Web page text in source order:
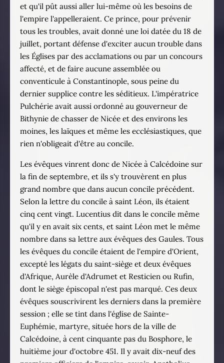
et qu'il pût aussi aller lui-même où les besoins de
l'empire l'appelleraient. Ce prince, pour prévenir
tous les troubles, avait donné une loi datée du 18 de
juillet, portant défense d'exciter aucun trouble dans
les Églises par des acclamations ou par un concours
affecté, et de faire aucune assemblée ou
conventicule à Constantinople, sous peine du
dernier supplice contre les séditieux. L'impératrice
Pulchérie avait aussi ordonné au gouverneur de
Bithynie de chasser de Nicée et des environs les
moines, les laïques et même les ecclésiastiques, que
rien n'obligeait d'être au concile.
Les évêques vinrent donc de Nicée à Calcédoine sur
la fin de septembre, et ils s'y trouvèrent en plus
grand nombre que dans aucun concile précédent.
Selon la lettre du concile à saint Léon, ils étaient
cinq cent vingt. Lucentius dit dans le concile même
qu'il y en avait six cents, et saint Léon met le même
nombre dans sa lettre aux évêques des Gaules. Tous
les évêques du concile étaient de l'empire d'Orient,
excepté les légats du saint-siège et deux évêques
d'Afrique, Aurèle d'Adrumet et Resticien ou Rufin,
dont le siège épiscopal n'est pas marqué. Ces deux
évêques souscrivirent les derniers dans la première
session ; elle se tint dans l'église de Sainte-
Euphémie, martyre, située hors de la ville de
Calcédoine, à cent cinquante pas du Bosphore, le
huitième jour d'octobre 451. Il y avait dix-neuf des